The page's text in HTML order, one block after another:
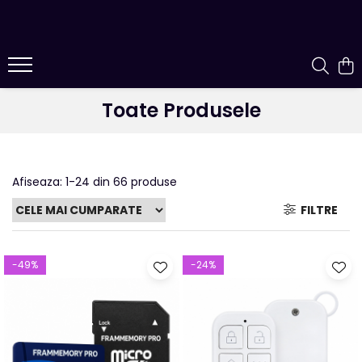
Toate Produsele
Afiseaza: 1-24 din 66 produse
FILTRE
-49% -24%